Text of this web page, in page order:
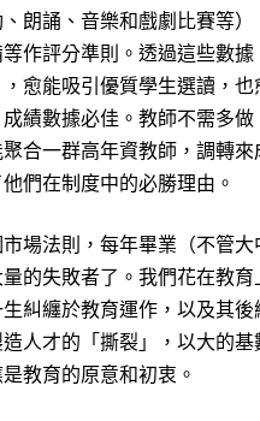
朗誦、音樂和戲劇比賽等
作評分準則。透過這些數
愈能吸引優質學生選讀，
績數據必佳。教師不需多
合一群高年資教師，調轉
們在制度中的必勝理由。
場法則，每年畢業（不管
的失敗者了。我們花在教
糾纏於教育運作，以及其
人才的「撕裂」，以大的
教育的原意和初衷。